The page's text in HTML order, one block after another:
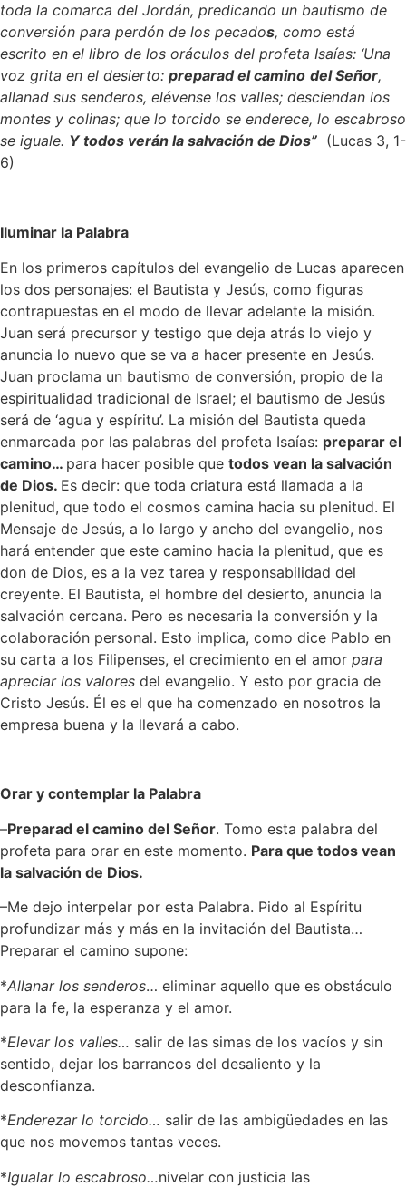
toda la comarca del Jordán, predicando un bautismo de
conversión para perdón de los pecados, como está
escrito en el libro de los oráculos del profeta Isaías: ‘Una
voz grita en el desierto: preparad el camino del Señor,
allanad sus senderos, elévense los valles; desciendan los
montes y colinas; que lo torcido se enderece, lo escabroso
se iguale. Y todos verán la salvación de Dios” (Lucas 3, 1-
6)
Iluminar la Palabra
En los primeros capítulos del evangelio de Lucas aparecen
los dos personajes: el Bautista y Jesús, como figuras
contrapuestas en el modo de llevar adelante la misión.
Juan será precursor y testigo que deja atrás lo viejo y
anuncia lo nuevo que se va a hacer presente en Jesús.
Juan proclama un bautismo de conversión, propio de la
espiritualidad tradicional de Israel; el bautismo de Jesús
será de ‘agua y espíritu’. La misión del Bautista queda
enmarcada por las palabras del profeta Isaías: preparar el
camino… para hacer posible que todos vean la salvación
de Dios. Es decir: que toda criatura está llamada a la
plenitud, que todo el cosmos camina hacia su plenitud. El
Mensaje de Jesús, a lo largo y ancho del evangelio, nos
hará entender que este camino hacia la plenitud, que es
don de Dios, es a la vez tarea y responsabilidad del
creyente. El Bautista, el hombre del desierto, anuncia la
salvación cercana. Pero es necesaria la conversión y la
colaboración personal. Esto implica, como dice Pablo en
su carta a los Filipenses, el crecimiento en el amor para
apreciar los valores del evangelio. Y esto por gracia de
Cristo Jesús. Él es el que ha comenzado en nosotros la
empresa buena y la llevará a cabo.
Orar y contemplar la Palabra
–Preparad el camino del Señor. Tomo esta palabra del
profeta para orar en este momento. Para que todos vean
la salvación de Dios.
–Me dejo interpelar por esta Palabra. Pido al Espíritu
profundizar más y más en la invitación del Bautista…
Preparar el camino supone:
*Allanar los senderos… eliminar aquello que es obstáculo
para la fe, la esperanza y el amor.
*Elevar los valles… salir de las simas de los vacíos y sin
sentido, dejar los barrancos del desaliento y la
desconfianza.
*Enderezar lo torcido… salir de las ambigüedades en las
que nos movemos tantas veces.
*Igualar lo escabroso…nivelar con justicia las